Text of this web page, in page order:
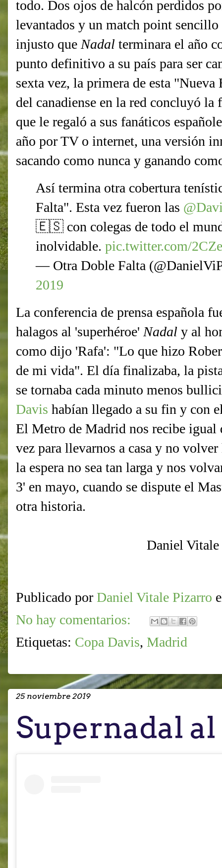
todo. Dos ojos de halcón perdidos
levantados y un match point
injusto que Nadal terminara el año
punto definitivo a su país para ser
sexta vez, la primera de esta "Nueva
del canadiense en la red concluyó
que le regaló a sus fanáticos
año por TV o internet, una versión
sacando como nunca y ganando
Así termina otra cobertura
Falta". Esta vez fueron las
🇪🇸 con colegas de todo el
inolvidable. pic.twitter.com/
— Otra Doble Falta
2019
La conferencia de prensa española
halagos al 'superhéroe' Nadal y al
como dijo 'Rafa': "Lo que hizo
de mi vida". El día finalizaba, la
se tornaba cada minuto menos
Davis habían llegado a su fin y con
El Metro de Madrid nos recibe igual
vez para llevarnos a casa y no
la espera no sea tan larga y nos
3' en mayo, cuando se dispute el
otra historia.
Daniel Vitale
Publicado por Daniel Vitale Pizarro
No hay comentarios:
Etiquetas: Copa Davis, Madrid
25 noviembre 2019
Supernadal